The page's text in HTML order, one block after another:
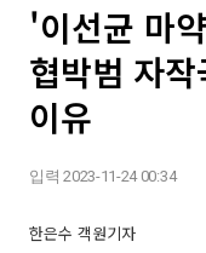
'이선균 마
협박범 자
이유
입력 2023-11-24 00:34
한은수 객원기자